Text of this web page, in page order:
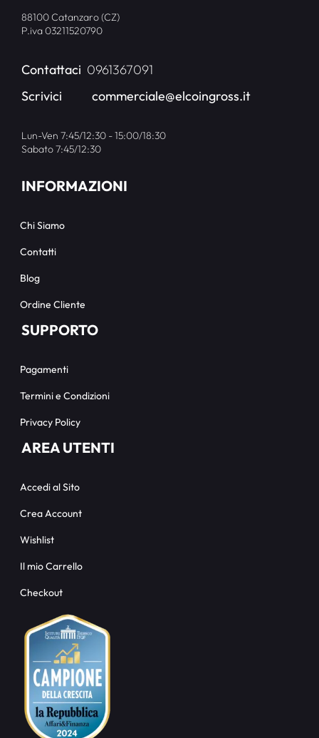
88100 Catanzaro (CZ)
P.iva 03211520790
Contattaci 0961367091
Scrivici
commerciale@elcoingross.it
Lun-Ven 7:45/12:30 - 15:00/18:30
Sabato 7:45/12:30
INFORMAZIONI
Chi Siamo
Contatti
Blog
Ordine Cliente
SUPPORTO
Pagamenti
Termini e Condizioni
Privacy Policy
AREA UTENTI
Accedi al Sito
Crea Account
Wishlist
Il mio Carrello
Checkout